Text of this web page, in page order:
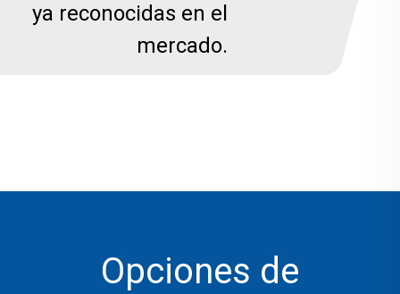
ya reconocidas en el
mercado.
Opciones de